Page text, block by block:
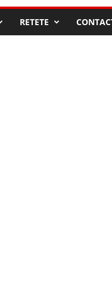
RETETE